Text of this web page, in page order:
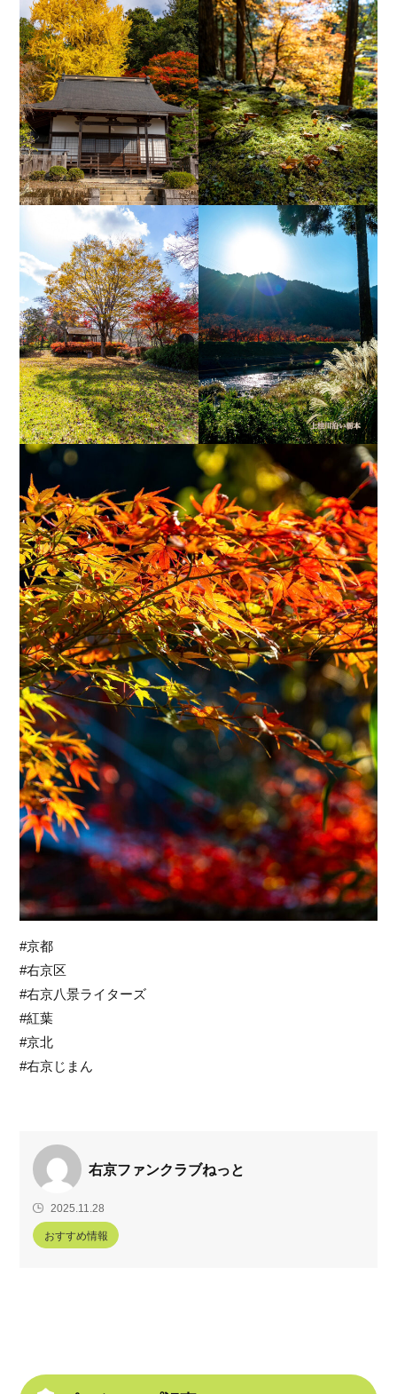
#京都
#右京区
#右京八景ライターズ
#紅葉
#京北
#右京じまん
右京ファンクラブねっと
2025.11.28
おすすめ情報